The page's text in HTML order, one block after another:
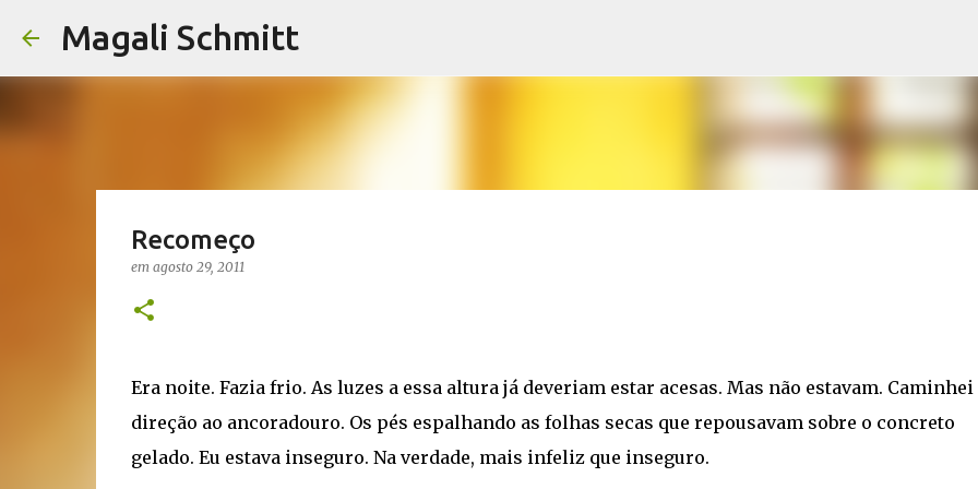
Magali Schmitt
Recomeço
em agosto 29, 2011
Era noite. Fazia frio. As luzes a essa altura já deveriam estar acesas. Mas não estavam. Caminhei
direção ao ancoradouro. Os pés espalhando as folhas secas que repousavam sobre o concreto
gelado. Eu estava inseguro. Na verdade, mais infeliz que inseguro.